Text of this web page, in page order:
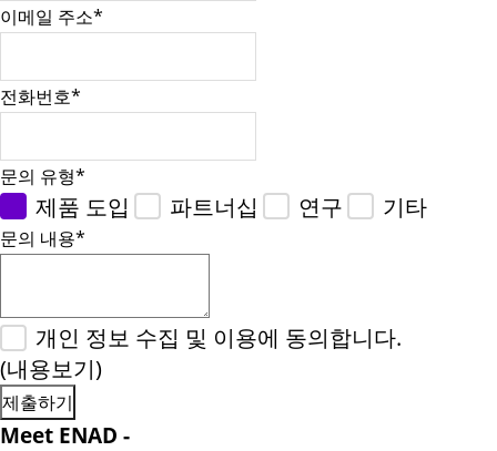
이메일 주소*
전화번호*
문의 유형*
제품 도입 파트너십 연구 기타
문의 내용*
개인 정보 수집 및 이용에 동의합니다.
(내용보기)
Meet ENAD -